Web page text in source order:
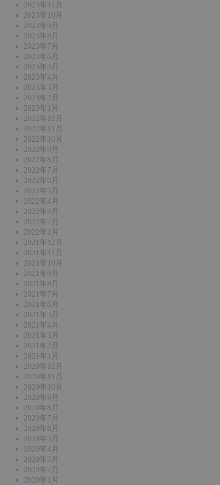
2023年11月
2023年10月
2023年9月
2023年8月
2023年7月
2023年6月
2023年5月
2023年4月
2023年3月
2023年2月
2023年1月
2022年12月
2022年11月
2022年10月
2022年9月
2022年8月
2022年7月
2022年6月
2022年5月
2022年4月
2022年3月
2022年2月
2022年1月
2021年12月
2021年11月
2021年10月
2021年9月
2021年8月
2021年7月
2021年6月
2021年5月
2021年4月
2021年3月
2021年2月
2021年1月
2020年12月
2020年11月
2020年10月
2020年9月
2020年8月
2020年7月
2020年6月
2020年5月
2020年4月
2020年3月
2020年2月
2020年1月